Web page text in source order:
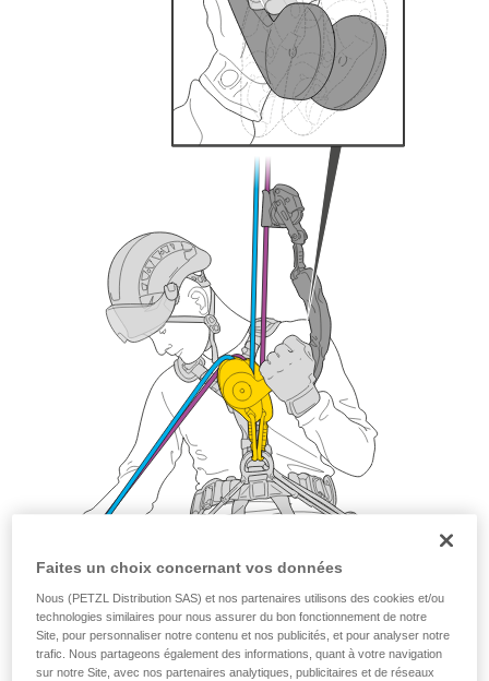
Faites un choix concernant vos données
Nous (PETZL Distribution SAS) et nos partenaires utilisons des cookies et/ou
technologies similaires pour nous assurer du bon fonctionnement de notre
Site, pour personnaliser notre contenu et nos publicités, et pour analyser notre
trafic. Nous partageons également des informations, quant à votre navigation
sur notre Site, avec nos partenaires analytiques, publicitaires et de réseaux